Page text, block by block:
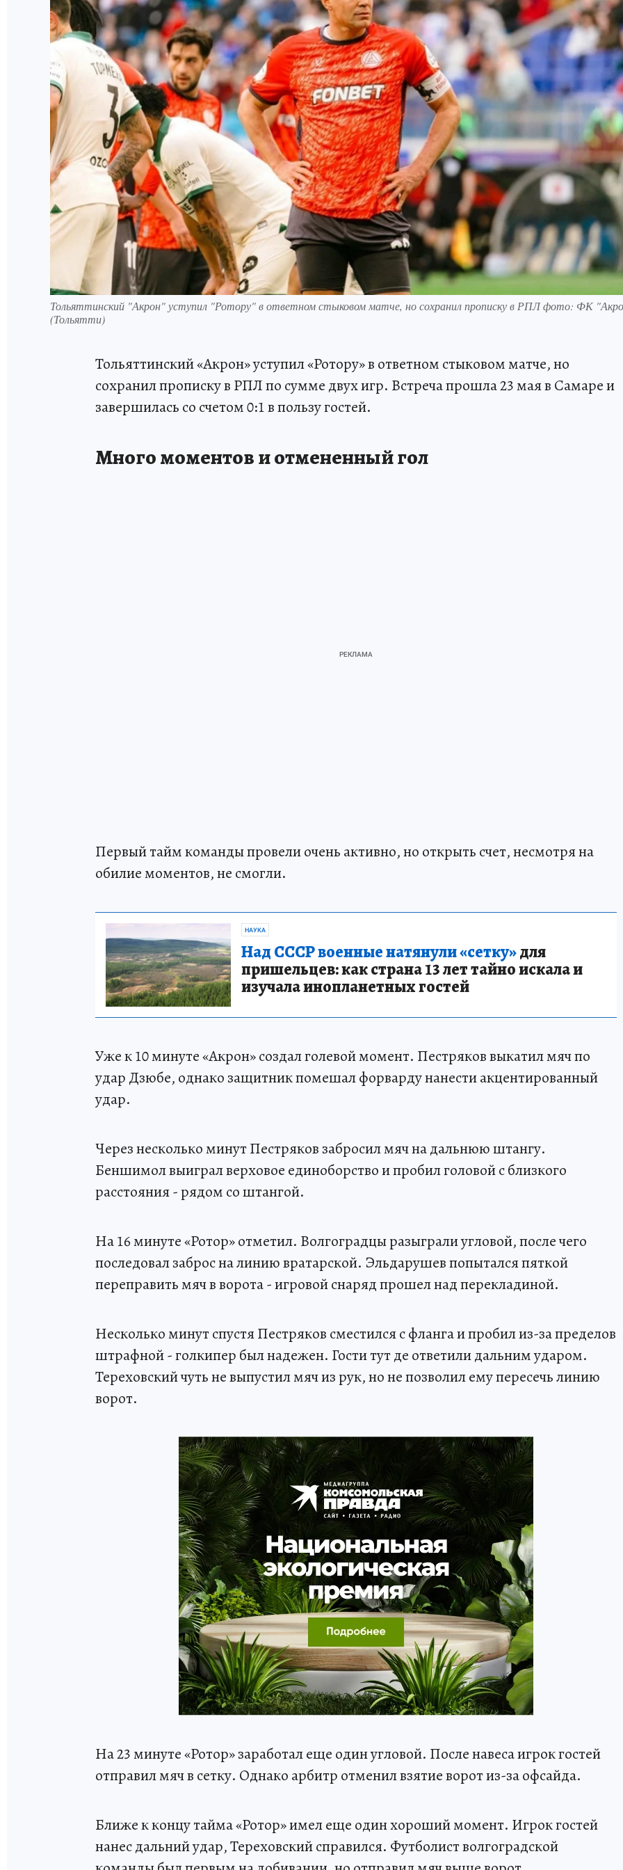
Тольяттинский "Акрон" уступил "Ротору" в ответном стыковом матче, но сохранил прописку в РПЛ фото: ФК
(Тольятти)
Тольяттинский «Акрон» уступил «Ротору» в ответном стыковом матче, но
сохранил прописку в РПЛ по сумме двух игр. Встреча прошла 23 мая в Самаре и
завершилась со счетом 0:1 в пользу гостей.
Много моментов и отмененный гол
Первый тайм команды провели очень активно, но открыть счет, несмотря на
обилие моментов, не смогли.
НАУКА
Над СССР военные натянули «сетку»для
пришельцев: как страна 13 лет тайно искала и
изучала инопланетных гостей
Уже к 10 минуте «Акрон» создал голевой момент. Пестряков выкатил мяч по
удар Дзюбе, однако защитник помешал форварду нанести акцентированный
удар.
Через несколько минут Пестряков забросил мяч на дальнюю штангу.
Беншимол выиграл верховое единоборство и пробил головой с близкого
расстояния - рядом со штангой.
На 16 минуте «Ротор» отметил. Волгоградцы разыграли угловой, после чего
последовал заброс на линию вратарской. Эльдарушев попытался пяткой
переправить мяч в ворота - игровой снаряд прошел над перекладиной.
Несколько минут спустя Пестряков сместился с фланга и пробил из-за пределов
штрафной - голкипер был надежен. Гости тут де ответили дальним ударом.
Тереховский чуть не выпустил мяч из рук, но не позволил ему пересечь линию
ворот.
На 23 минуте «Ротор» заработал еще один угловой. После навеса игрок гостей
отправил мяч в сетку. Однако арбитр отменил взятие ворот из-за офсайда.
Ближе к концу тайма «Ротор» имел еще один хороший момент. Игрок гостей
нанес дальний удар, Тереховский справился. Футболист волгоградской